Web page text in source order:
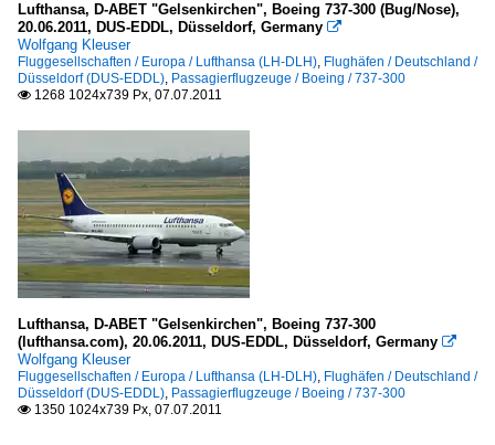
Lufthansa, D-ABET "Gelsenkirchen", Boeing 737-300 (Bug/Nose),
20.06.2011, DUS-EDDL, Düsseldorf, Germany 
Wolfgang Kleuser
Fluggesellschaften / Europa / Lufthansa (LH-DLH), Flughäfen / Deutschland /
Düsseldorf (DUS-EDDL), Passagierflugzeuge / Boeing / 737-300
 1268 1024x739 Px, 07.07.2011
Lufthansa, D-ABET "Gelsenkirchen", Boeing 737-300
(lufthansa.com), 20.06.2011, DUS-EDDL, Düsseldorf, Germany 
Wolfgang Kleuser
Fluggesellschaften / Europa / Lufthansa (LH-DLH), Flughäfen / Deutschland /
Düsseldorf (DUS-EDDL), Passagierflugzeuge / Boeing / 737-300
 1350 1024x739 Px, 07.07.2011